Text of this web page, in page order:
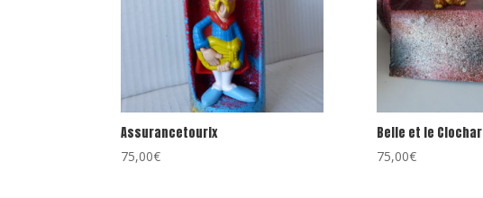
Assurancetourix
75,00€
Belle et le
75,00€